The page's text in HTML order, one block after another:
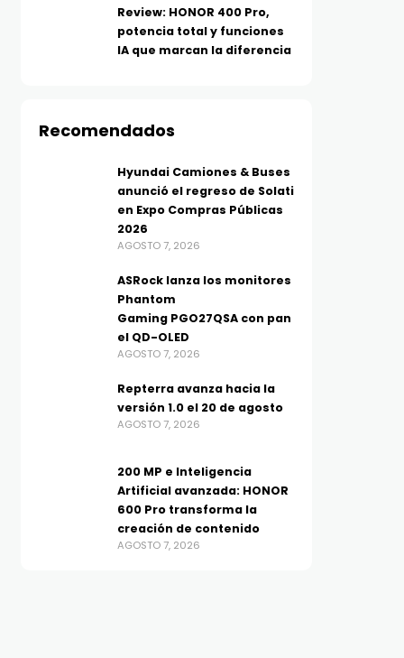
Review: HONOR 400 Pro,
potencia total y funciones
IA que marcan la diferencia
Recomendados
Hyundai Camiones & Buses
anunció el regreso de Solati
en Expo Compras Públicas
2026
AGOSTO 7, 2026
ASRock lanza los monitores
Phantom
Gaming PGO27QSA con pan
el QD-OLED
AGOSTO 7, 2026
Repterra avanza hacia la
versión 1.0 el 20 de agosto
AGOSTO 7, 2026
200 MP e Inteligencia
Artificial avanzada: HONOR
600 Pro transforma la
creación de contenido
AGOSTO 7, 2026